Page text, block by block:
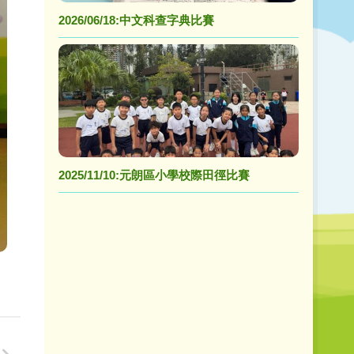
2026/06/18:中文科查字典比賽
2025/11/10:元朗區小學校際田徑比賽